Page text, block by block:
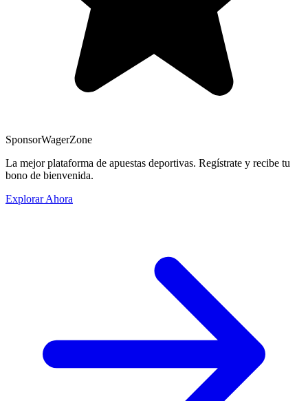
SponsorWagerZone
La mejor plataforma de apuestas deportivas. Regístrate y recibe tu
bono de bienvenida.
Explorar Ahora